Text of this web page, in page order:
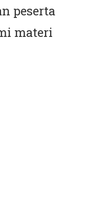
peserta
materi